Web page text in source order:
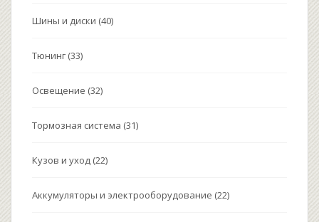
Шины и диски (40)
Тюнинг (33)
Освещение (32)
Тормозная система (31)
Кузов и уход (22)
Аккумуляторы и электрооборудование (22)